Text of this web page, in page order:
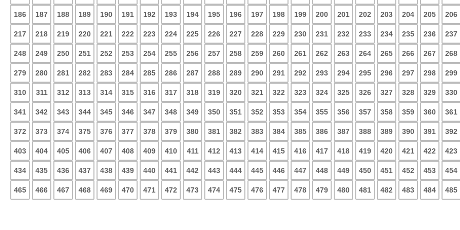
186 187 188 189 190 191 192 193 194 195 196 197 198 199 200 201 202 203 204 205 206
217 218 219 220 221 222 223 224 225 226 227 228 229 230 231 232 233 234 235 236 237
248 249 250 251 252 253 254 255 256 257 258 259 260 261 262 263 264 265 266 267 268
279 280 281 282 283 284 285 286 287 288 289 290 291 292 293 294 295 296 297 298 299
310 311 312 313 314 315 316 317 318 319 320 321 322 323 324 325 326 327 328 329 330
341 342 343 344 345 346 347 348 349 350 351 352 353 354 355 356 357 358 359 360 361
372 373 374 375 376 377 378 379 380 381 382 383 384 385 386 387 388 389 390 391 392
403 404 405 406 407 408 409 410 411 412 413 414 415 416 417 418 419 420 421 422 423
434 435 436 437 438 439 440 441 442 443 444 445 446 447 448 449 450 451 452 453 454
465 466 467 468 469 470 471 472 473 474 475 476 477 478 479 480 481 482 483 484 485